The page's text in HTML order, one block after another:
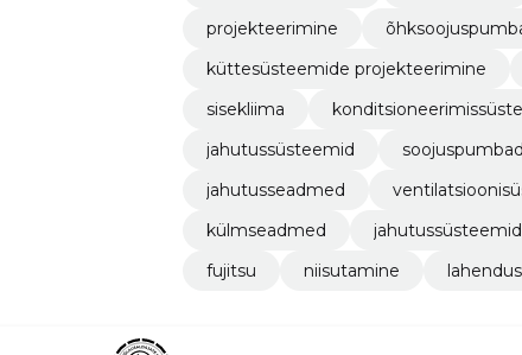
projekteerimine
küttesüsteemide projekteerimine
sisekliima
jahutussüsteemid
soojuspumbad
jahutusseadmed
külmseadmed
fujitsu
niisutamine